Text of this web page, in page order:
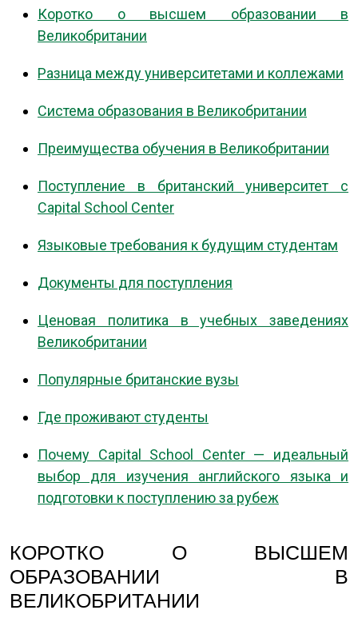
Коротко о высшем образовании в
Великобритании
Разница между университетами и коллежами
Система образования в Великобритании
Преимущества обучения в Великобритании
Поступление в британский университет с
Capital School Center
Языковые требования к будущим студентам
Документы для поступления
Ценовая политика в учебных заведениях
Великобритании
Популярные британские вузы
Где проживают студенты
Почему Capital School Center — идеальный
выбор для изучения английского языка и
подготовки к поступлению за рубеж
КОРОТКО О ВЫСШЕМ
ОБРАЗОВАНИИ В
ВЕЛИКОБРИТАНИИ